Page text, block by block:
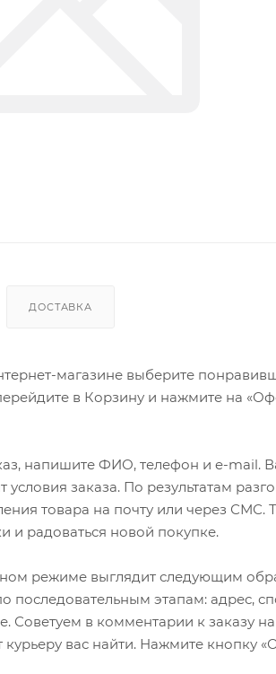
ДОСТАВКА
магазине выберите
в Корзину и нажмите на
напишите ФИО, телефон и e-mail.
заказа. По результатам
товара на почту или через СМС.
и радоваться новой покупке.
режиме выглядит следующим
последовательным этапам: адрес,
Советуем в комментарии к заказу
вас найти. Нажмите кнопку